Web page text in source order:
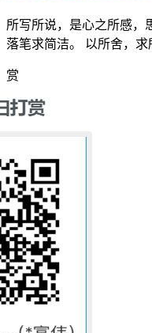
所写所说，是心之所感，
落笔求简洁。 以所舍，求
赏